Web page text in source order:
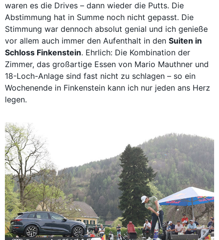
waren es die Drives – dann wieder die Putts. Die
Abstimmung hat in Summe noch nicht gepasst. Die
Stimmung war dennoch absolut genial und ich genieße
vor allem auch immer den Aufenthalt in den Suiten in
Schloss Finkenstein. Ehrlich: Die Kombination der
Zimmer, das großartige Essen von Mario Mauthner und
18-Loch-Anlage sind fast nicht zu schlagen – so ein
Wochenende in Finkenstein kann ich nur jeden ans Herz
legen.